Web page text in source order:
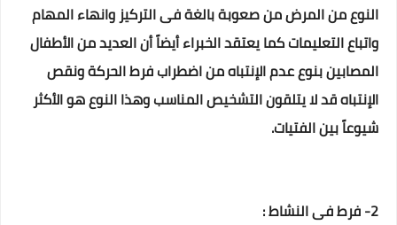
النوع من المرض من صعوبة بالغة فى التركيز وانهاء المهام
واتباع التعليمات كما يعتقد الخبراء أيضاً أن العديد من الأطفال
المصابين بنوع عدم الإنتباه من اضطراب فرط الحركة ونقص
الإنتباه قد لا يتلقون التشخيص المناسب وهذا النوع هو الأكثر
شيوعاً بين الفتيات.
2- فرط فى النشاط :